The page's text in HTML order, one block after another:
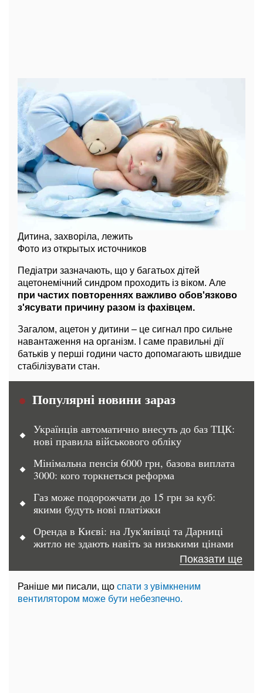
Дитина, захворіла, лежить
Фото из открытых источников
Педіатри зазначають, що у багатьох дітей
ацетонемічний синдром проходить із віком. Але
при частих повтореннях важливо обов'язково
з'ясувати причину разом із фахівцем.
Загалом, ацетон у дитини – це сигнал про сильне
навантаження на організм. І саме правильні дії
батьків у перші години часто допомагають швидше
стабілізувати стан.
Популярні новини зараз
Українців автоматично внесуть до баз ТЦК:
нові правила військового обліку
Мінімальна пенсія 6000 грн, базова виплата
3000: кого торкнеться реформа
Газ може подорожчати до 15 грн за куб:
якими будуть нові платіжки
Оренда в Києві: на Лук'янівці та Дарниці
житло не здають навіть за низькими цінами
Показати ще
Раніше ми писали, що спати з увімкненим
вентилятором може бути небезпечно.